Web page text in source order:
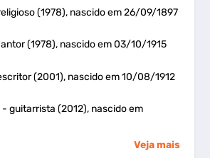
(1978), nascido em 26/09/1897
(1978), nascido em 03/10/1915
(2001), nascido em 10/08/1912
- guitarrista (2012), nascido em
Veja mais